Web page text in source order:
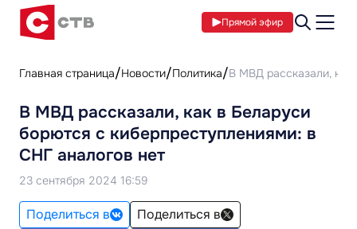
Прямой эфир
Главная страница Новости Политика В МВД рассказали, как
В МВД рассказали, как в Беларуси
борются с киберпреступлениями: в
СНГ аналогов нет
23 сентября 2024 16:59
Поделиться в
Поделиться в